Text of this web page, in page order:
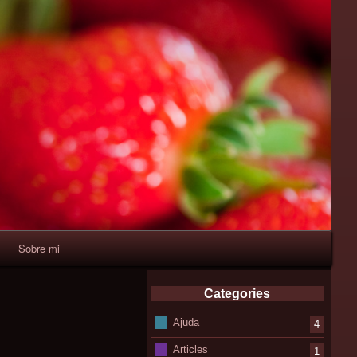
Sobre mi
Categories
Ajuda 4
Articles 1